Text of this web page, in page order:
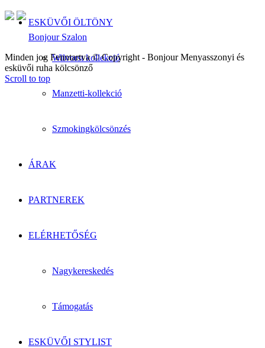
ESKÜVŐI ÖLTÖNY
Wilvorst kollekció
Manzetti-kollekció
Szmokingkölcsönzés
ÁRAK
PARTNEREK
ELÉRHETŐSÉG
Nagykereskedés
Támogatás
ESKÜVŐI STYLIST
Bonjour Szalon
Minden jog Fenntartva © Copyright - Bonjour Menyasszonyi és
esküvői ruha kölcsönző
Scroll to top